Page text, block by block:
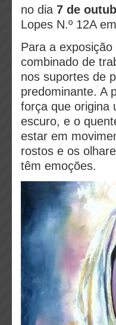
no dia 7 de
Lopes N.º 12A
Para a exposição
combinado de
nos suportes de
predominante. A
força que origina
escuro, e o
estar em
rostos e os
têm emoções.